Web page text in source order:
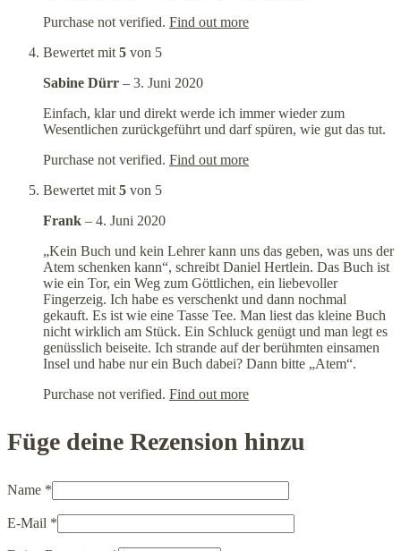
Purchase not verified. Find out more
Bewertet mit 5 von 5
Sabine Dürr – 3. Juni 2020
Einfach, klar und direkt werde ich immer wieder zum
Wesentlichen zurückgeführt und darf spüren, wie gut das tut.
Purchase not verified. Find out more
Bewertet mit 5 von 5
Frank – 4. Juni 2020
„Kein Buch und kein Lehrer kann uns das geben, was uns der
Atem schenken kann“, schreibt Daniel Hertlein. Das Buch ist
wie ein Tor, ein Weg zum Göttlichen, ein liebevoller
Fingerzeig. Ich habe es verschenkt und dann nochmal
gekauft. Es ist wie eine Tasse Tee. Man liest das kleine Buch
nicht wirklich am Stück. Ein Schluck genügt und man legt es
genüsslich beiseite. Ich strande auf der berühmten einsamen
Insel und habe nur ein Buch dabei? Dann bitte „Atem“.
Purchase not verified. Find out more
Füge deine Rezension hinzu
Name *
E-Mail *